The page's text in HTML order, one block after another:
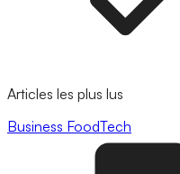
Articles les plus lus
Business FoodTech